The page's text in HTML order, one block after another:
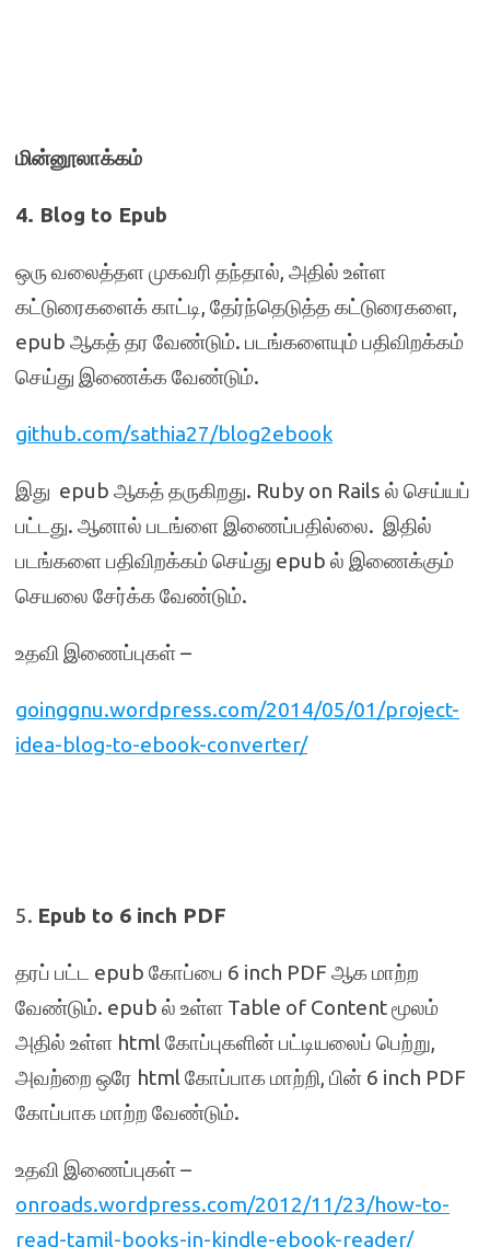
மின்னூலாக்கம்
4. Blog to Epub
ஒரு வலைத்தள முகவரி தந்தால், அதில் உள்ள
கட்டுரைகளைக் காட்டி, தேர்ந்தெடுத்த கட்டுரைகளை,
epub ஆகத் தர வேண்டும். படங்களையும் பதிவிறக்கம்
செய்து இணைக்க வேண்டும்.
github.com/sathia27/blog2ebook
இது epub ஆகத் தருகிறது. Ruby on Rails ல் செய்யப்
பட்டது. ஆனால் படங்ளை இணைப்பதில்லை. இதில்
படங்களை பதிவிறக்கம் செய்து epub ல் இணைக்கும்
செயலை சேர்க்க வேண்டும்.
உதவி இணைப்புகள் –
goinggnu.wordpress.com/2014/05/01/project-
idea-blog-to-ebook-converter/
5. Epub to 6 inch PDF
தரப் பட்ட epub கோப்பை 6 inch PDF ஆக மாற்ற
வேண்டும். epub ல் உள்ள Table of Content மூலம்
அதில் உள்ள html கோப்புகளின் பட்டியலைப் பெற்று,
அவற்றை ஒரே html கோப்பாக மாற்றி, பின் 6 inch PDF
கோப்பாக மாற்ற வேண்டும்.
உதவி இணைப்புகள் –
onroads.wordpress.com/2012/11/23/how-to-
read-tamil-books-in-kindle-ebook-reader/